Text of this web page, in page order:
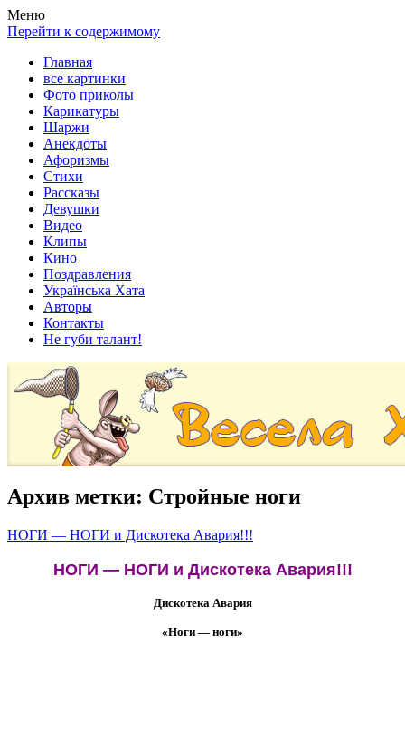
Весела хата — прикольные картинки, смешные истории,
клипы!
Покажем всем ваши фото приколы, карикатуры, шаржи, стихи,
рассказы, видео и песни!
Меню
Перейти к содержимому
Главная
все картинки
Фото приколы
Карикатуры
Шаржи
Анекдоты
Афоризмы
Стихи
Рассказы
Девушки
Видео
Клипы
Кино
Поздравления
Українська Хата
Авторы
Контакты
Не губи талант!
Архив метки: Стройные ноги
НОГИ — НОГИ и Дискотека Авария!!!
НОГИ — НОГИ и Дискотека Авария!!!
Дискотека Авария
«Ноги — ноги»